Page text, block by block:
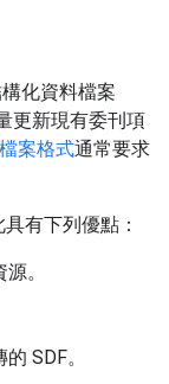
化資料檔案
更新現有委刊項
案格式通常要求
有下列優點：
。
SDF。